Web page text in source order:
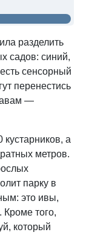
разделить
садов: синий,
сенсорный
перенестись
—
кустарников, а
метров.
парку в
это ивы,
того,
который